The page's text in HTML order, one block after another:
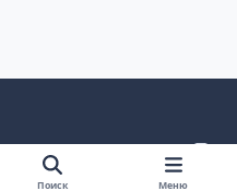
v
k
Поиск Меню